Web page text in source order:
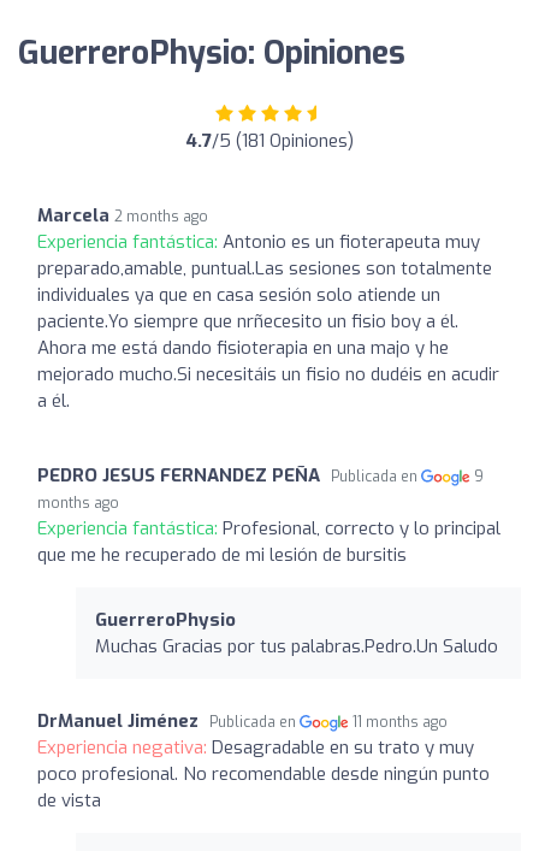
GuerreroPhysio: Opiniones
4.7/5 (181 Opiniones)
Marcela 2 months ago
Experiencia fantástica: Antonio es un fioterapeuta muy
preparado,amable, puntual.Las sesiones son totalmente
individuales ya que en casa sesión solo atiende un
paciente.Yo siempre que nrñecesito un fisio boy a él.
Ahora me está dando fisioterapia en una majo y he
mejorado mucho.Si necesitáis un fisio no dudéis en acudir
a él.
PEDRO JESUS FERNANDEZ PEÑA Publicada en
9
months ago
Experiencia fantástica: Profesional, correcto y lo principal
que me he recuperado de mi lesión de bursitis
GuerreroPhysio
Muchas Gracias por tus palabras.Pedro.Un Saludo
DrManuel Jiménez Publicada en 11 months ago
Experiencia negativa: Desagradable en su trato y muy
poco profesional. No recomendable desde ningún punto
de vista